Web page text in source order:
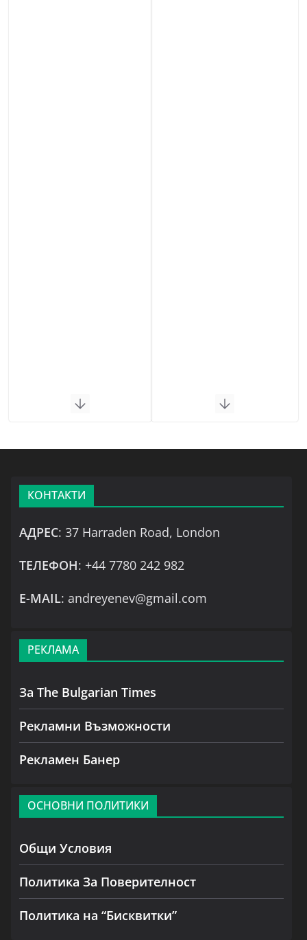
КОНТАКТИ
АДРЕС: 37 Harraden Road, London
ТЕЛЕФОН: +44 7780 242 982
Е-MAIL: andreyenev@gmail.com
РЕКЛАМА
За The Bulgarian Times
Рекламни Възможности
Рекламен Банер
ОСНОВНИ ПОЛИТИКИ
Общи Условия
Политика За Поверителност
Политика на “Бисквитки”